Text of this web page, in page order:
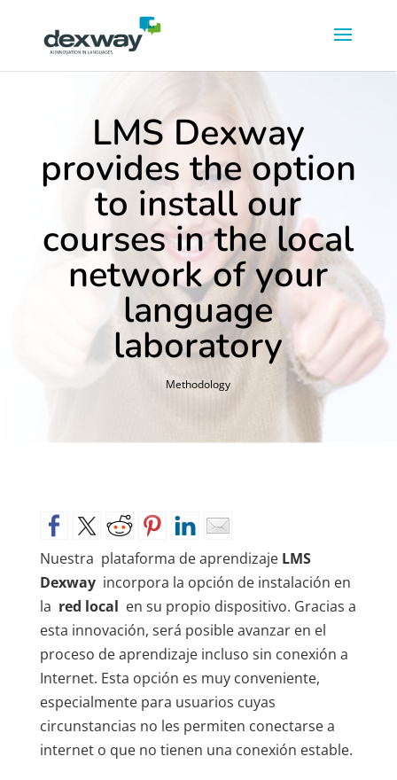
LMS Dexway
provides the option
to install our
courses in the local
network of your
language
laboratory
Methodology
Nuestra plataforma de aprendizaje LMS
Dexway incorpora la opción de instalación en
la red local en su propio dispositivo. Gracias a
esta innovación, será posible avanzar en el
proceso de aprendizaje incluso sin conexión a
Internet. Esta opción es muy conveniente,
especialmente para usuarios cuyas
circunstancias no les permiten conectarse a
internet o que no tienen una conexión estable.